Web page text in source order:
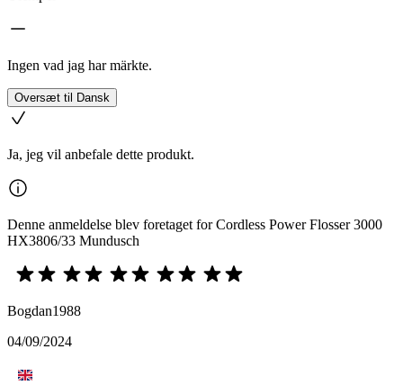
Ingen vad jag har märkte.
Oversæt til Dansk
Ja, jeg vil anbefale dette produkt.
Denne anmeldelse blev foretaget for Cordless Power Flosser 3000
HX3806/33 Mundusch
Bogdan1988
04/09/2024